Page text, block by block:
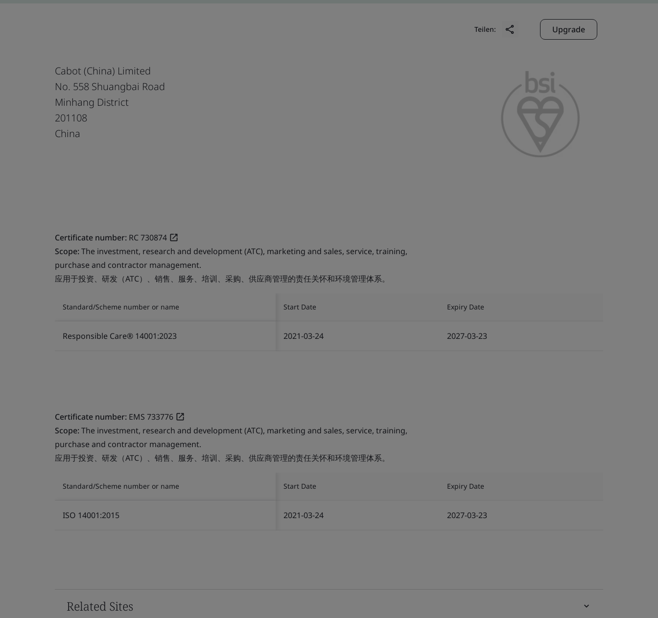
Teilen: Upgrade
Cabot (China) Limited
No. 558 Shuangbai Road
Minhang District
201108
China
Certificate number: RC 730874
Scope:The investment, research and development (ATC), marketing and sales, service, training,
purchase and contractor management.
应用于投资、研发（ATC）、销售、服务、培训、采购、供应商管理的责任关怀和环境管理体系。
Standard/Scheme number or name Start Date Expiry Date
Responsible Care® 14001:2023 2021-03-24 2027-03-23
Certificate number: EMS 733776
Scope:The investment, research and development (ATC), marketing and sales, service, training,
purchase and contractor management.
应用于投资、研发（ATC）、销售、服务、培训、采购、供应商管理的责任关怀和环境管理体系。
Standard/Scheme number or name Start Date Expiry Date
ISO 14001:2015 2021-03-24 2027-03-23
Related Sites